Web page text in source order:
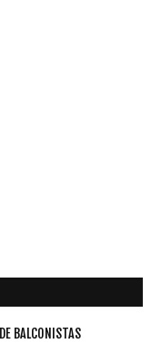
BALCONISTAS